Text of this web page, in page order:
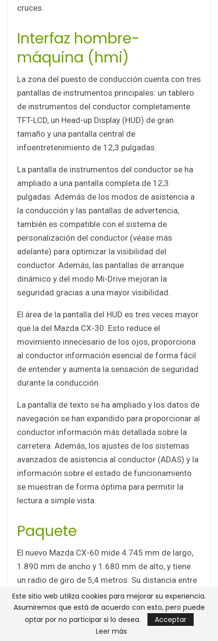
cruces.
Interfaz hombre-
máquina (hmi)
La zona del puesto de conducción cuenta con tres
pantallas de instrumentos principales: un tablero
de instrumentos del conductor completamente
TFT-LCD, un Head-up Display (HUD) de gran
tamaño y una pantalla central de
infoentretenimiento de 12,3 pulgadas.
La pantalla de instrumentos del conductor se ha
ampliado a una pantalla completa de 12,3
pulgadas. Además de los modos de asistencia a
la conducción y las pantallas de advertencia,
también es compatible con el sistema de
personalización del conductor (véase más
adelante) para optimizar la visibilidad del
conductor. Además, las pantallas de arranque
dinámico y del modo Mi-Drive mejoran la
seguridad gracias a una mayor visibilidad.
El área de la pantalla del HUD es tres veces mayor
que la del Mazda CX-30. Esto reduce el
movimiento innecesario de los ojos, proporciona
al conductor información esencial de forma fácil
de entender y aumenta la sensación de seguridad
durante la conducción.
La pantalla de texto se ha ampliado y los datos de
navegación se han expandido para proporcionar al
conductor información más detallada sobre la
carretera. Además, los ajustes de los sistemas
avanzados de asistencia al conductor (ADAS) y la
información sobre el estado de funcionamiento
se muestran de forma óptima para permitir la
lectura a simple vista.
Paquete
El nuevo Mazda CX-60 mide 4.745 mm de largo,
1.890 mm de ancho y 1.680 mm de alto, y tiene
un radio de giro de 5,4 metros. Su distancia entre
ejes de 2.870 mm ofrece un amplio espacio para
todos los ocupantes, así como un generoso
espacio de carga.
Este sitio web utiliza cookies para mejorar su experiencia.
Asumiremos que está de acuerdo con esto, pero puede
optar por no participar si lo desea.
Acceptar
Leer más